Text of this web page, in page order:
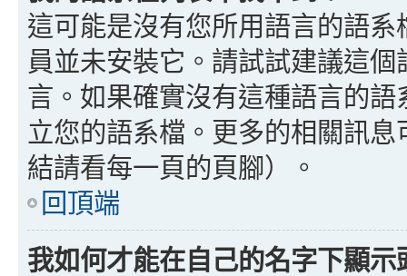
這可能是沒有您所用語言的語
員並未安裝它。請試試建議這
言。如果確實沒有這種語言的
立您的語系檔。更多的相關訊
結請看每一頁的頁腳）。
回頂端
我如何才能在自己的名字下顯